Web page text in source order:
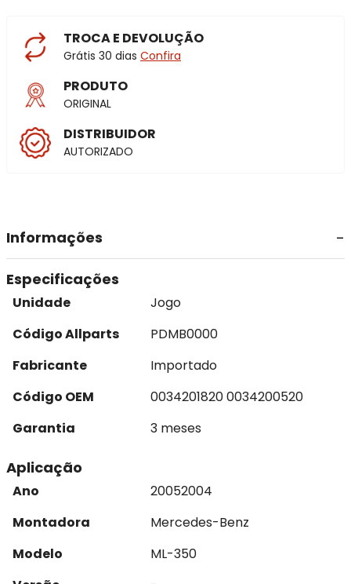
TROCA E DEVOLUÇÃO
Grátis 30 dias Confira
PRODUTO
ORIGINAL
DISTRIBUIDOR
AUTORIZADO
Informações
Especificações
Unidade
Jogo
Código Allparts
PDMB0000
Fabricante
Importado
Código OEM
0034201820 0034200520
Garantia
3 meses
Aplicação
Ano 20052004
Montadora
Mercedes-Benz
Modelo
ML-350